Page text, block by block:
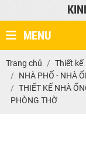
MENU
Trang chủ Thiết kế
NHÀ PHỐ - NHÀ
THIẾT KẾ NHÀ
PHÒNG THỜ